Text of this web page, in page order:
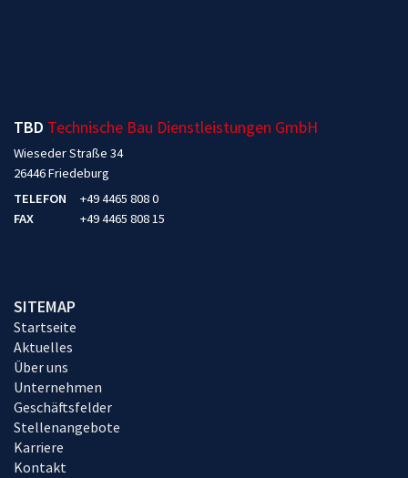
TBD Technische Bau Dienstleistungen GmbH
Wieseder Straße 34
26446 Friedeburg
TELEFON
+49 4465 808 0
FAX
+49 4465 808 15
SITEMAP
Startseite
Aktuelles
Über uns
Unternehmen
Geschäftsfelder
Stellenangebote
Karriere
Kontakt